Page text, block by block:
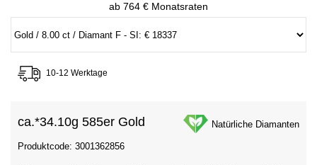
ab 764 € Monatsraten
10-12 Werktage
ca.*34.10g 585er Gold Natürliche Diamanten
Produktcode: 3001362856